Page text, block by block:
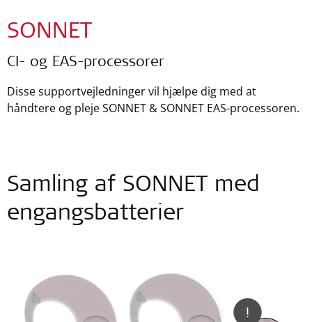
SONNET
CI- og EAS-processorer
Disse supportvejledninger vil hjælpe dig med at
håndtere og pleje SONNET & SONNET EAS-processoren.
Samling af SONNET med
engangsbatterier